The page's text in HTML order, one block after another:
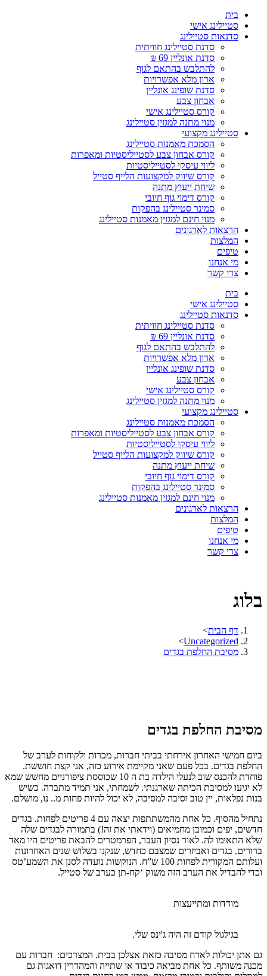
Skip
content
בית
סטיילינג אישי
סדנאות סטיילינג
סדנת סטיילינג חוויתית
סדנת אונליין 69 ₪
להתלבש בהתאם לגוף
ארון מלא אפשרויות
סדנת שופינג אונליין
אבחון צבע
קורס סטיילינג אישי
מנוי מתנה למגזין סטיילינג
סטיילינג מקצועי
הסמכת מאמנות סטיילינג
קורס אבחון צבע לסטייליסטיות ומאפרות
ליווי עיסקי לסטייליסטיות
קורס שיווק למקצועות הלייף סטייל
שיחת ייעוץ מתנה
קורס דימוי גוף חיובי
סמינר סטיילינג בהפקות
מנוי חינם למגזין מאמנות סטיילינג
הרצאות לארגונים
המלצות
טיפים
מי אנחנו
צרי קשר
בית
סטיילינג אישי
סדנאות סטיילינג
סדנת סטיילינג חוויתית
סדנת אונליין 69 ₪
להתלבש בהתאם לגוף
ארון מלא אפשרויות
סדנת שופינג אונליין
אבחון צבע
קורס סטיילינג אישי
מנוי מתנה למגזין סטיילינג
סטיילינג מקצועי
הסמכת מאמנות סטיילינג
קורס אבחון צבע לסטייליסטיות ומאפרות
ליווי עיסקי לסטייליסטיות
קורס שיווק למקצועות הלייף סטייל
שיחת ייעוץ מתנה
קורס דימוי גוף חיובי
סמינר סטיילינג בהפקות
מנוי חינם למגזין מאמנות סטיילינג
הרצאות לארגונים
המלצות
טיפים
מי אנחנו
צרי קשר
בלוג
דף הבית>
Uncategorized
>
מסיבת החלפת בגדים
מסיבת החלפת בגדים
ביום חמישי האחרון אירחתי בביתי חברות, מכרות ולקוחות לערב של
החלפת בגדים. בכל פעם שאני מקיימת אירוע כזה, אני קצת חוששת.
פוחדת להכנס שוב לנעלי הילדה בת ה 10 שכוססת ציפורניים מחשש שמא
לא יגיעו למסיבת הכיתה שארגנתי. לשמחתי, אני תמיד מתבדה. כשיש
בנות נפלאות, יין טוב וסיבה למסיבה, לא יכול להיות פחות מ.. נו, מושלם.
נתחיל מהסוף. כל אחת מהמשתתפות יצאה עם 4 פריטים לפחות. בגדים
חדשים, יפים וכמובן מחמיאים (וידאתי את זה!) בתמורה לבגדים שלה
שלא התאימו לה. לאור נסיון העבר, הפרמטרים להבאת פריטים היו מאד
ברורים. בגדים ואביזרים שמצבם כחדש, שנקנו בשלוש שנים האחרונות
ועלותם המקורית לפחות 100 ש”ח. הנוקשות נועדה לסנן את השמע’טס
וכדי להבדיל את הערב הזה משוק ‘קח-תן כערב של סטייל.
מודדות ומתייעצות
בגילגול קודם זה היה ג'ינס שלי.
גם אתן יכולות לארח מסיבה כזאת אצלכן בבית. המצרכים: חברות עם
מכנה משותף. כל אחת מביאה כיבוד או שתייה והמהדרין דואגות גם